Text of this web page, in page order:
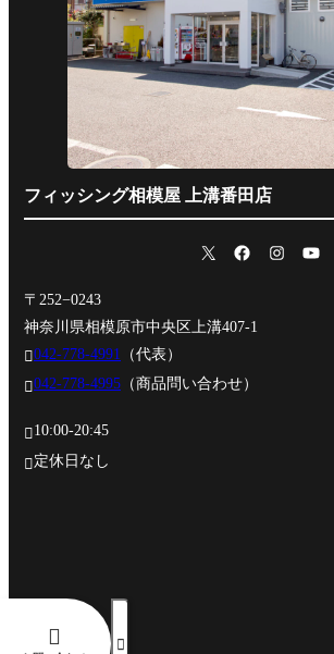
フィッシング相模屋 上溝番田店
〒252−0243
神奈川県相模原市中央区上溝407-1
042-778-4991
（代表）
042-778-4995 （商品問い合わせ）
10:00-20:45
定休日なし
 